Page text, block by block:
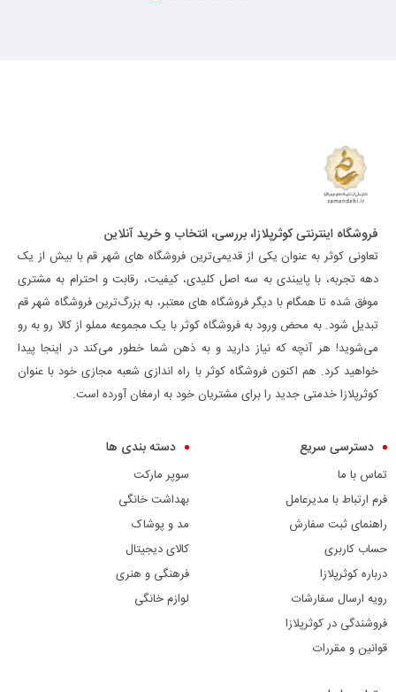
فروشگاه اینترنتی کوثرپلازا، بررسی، انتخاب و خرید آنلاین
تعاونی کوثر به عنوان یکی از قدیمی‌ترین فروشگاه های شهر قم با بیش از یک
دهه تجربه، با پایبندی به سه اصل کلیدی، کیفیت، رقابت و احترام به مشتری
موفق شده تا همگام با دیگر فروشگاه های معتبر، به بزرگ‌ترین فروشگاه شهر قم
تبدیل شود. به محض ورود به فروشگاه کوثر با یک مجموعه مملو از کالا رو به رو
می‌شوید! هر آنچه که نیاز دارید و به ذهن شما خطور می‌کند در اینجا پیدا
خواهید کرد. هم اکنون فروشگاه کوثر با راه اندازی شعبه مجازی خود با عنوان
کوثرپلازا خدمتی جدید را برای مشتریان خود به ارمغان آورده است.
دسترسی سریع
تماس با ما
فرم ارتباط با مدیرعامل
راهنمای ثبت سفارش
حساب کاربری
درباره کوثرپلازا
رویه ارسال سفارشات
فروشندگی در کوثرپلازا
قوانین و مقررات
دسته بندی ها
سوپر مارکت
بهداشت خانگی
مد و پوشاک
کالای دیجیتال
فرهنگی و هنری
لوازم خانگی